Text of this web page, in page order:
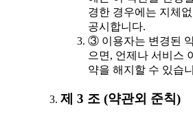
경한 경우에는 지체
공시합니다.
③ 이용자는 변경된
으면, 언제나 서비스
약을 해지할 수 있습
제 3 조 (약관외 준칙)